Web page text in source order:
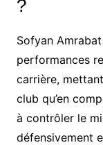
?
Sofyan
performances
carrière,
club qu’en
à contrôler le
défensivement